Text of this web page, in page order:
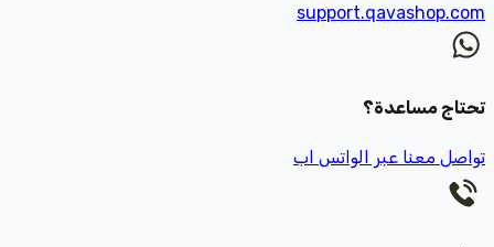
support.qavashop.com
تحتاج مساعدة؟
تواصل معنا عبر الواتس اب